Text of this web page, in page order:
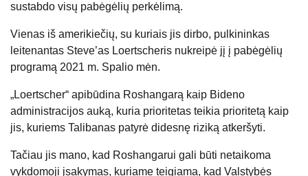
sustabdo visų pabėgėlių perkėlimą.
Vienas iš amerikiečių, su kuriais jis dirbo, pulkininkas
leitenantas Steve’as Loertscheris nukreipė jį į pabėgėlių
programą 2021 m. Spalio mėn.
„Loertscher“ apibūdina Roshangarą kaip Bideno
administracijos auką, kuria prioritetas teikia prioritetą kaip
jis, kuriems Talibanas patyrė didesnę riziką atkeršyti.
Tačiau jis mano, kad Roshangarui gali būti netaikoma
vykdomoji įsakymas, kuriame teigiama, kad Valstybės